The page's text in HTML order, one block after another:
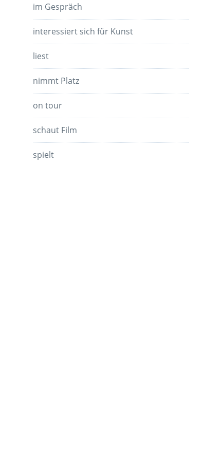
im Gespräch
interessiert sich für Kunst
liest
nimmt Platz
on tour
schaut Film
spielt